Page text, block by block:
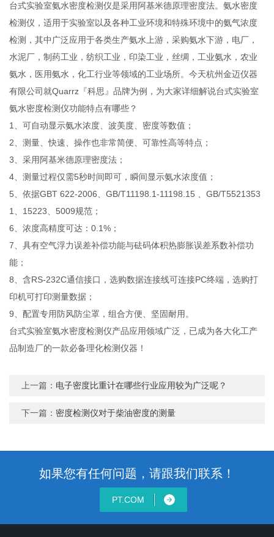
台式实验室氨水密度检测仪是采用阿基米德原理密度法。氨水密度
检测仪，适用于实验室以及各种工业环境和特殊环境中的氨气浓度
检测，其中广泛应用于各类生产氨水上游，采购氨水下游，电厂，
水泥厂，制药工业，纺织工业，印染工业，丝绸，工业氨水，农业
氨水，医用氨水，化工行业等领域的工业场所。今天杭州金迈仪器
有限公司就Quarrz『科思』品牌为例，为大家详细解说台式实验室
氨水密度检测仪功能特点有哪些？
1、可自动显示氨水浓度、波美度、密度等数值；
2、测量、快速、操作也非常简便、可靠性高等特点；
3、采用阿基米德原理密度法；
4、测量过程仅需5秒时间即可，瞬间显示氨水浓度值；
5、依据GBT 622-2006、GB/T11198.1-11198.15 、GB/T5521353
1、15223、5009规范；
6、浓度高精度可达：0.1%；
7、具有空气浮力误差补偿功能与砝码体积热膨胀误差系数补偿功
能；
8、含RS-232C通信接口，选购数据连接线可连接PC终端，选购打
印机可打印测量数据；
9、配置专用防风防尘罩，组合方便、坚固耐用。
台式实验室氨水密度检测仪产品应用领域广泛，已成为各大化工产
品制造厂的一款必备理化检测仪器！
上一篇： 电子密度比重计在哪些行业应用较为广泛呢？
下一篇： 密度检测仪对于柴油密度的测量
如果您有任何问题，请跟我们联系！
PT.COM